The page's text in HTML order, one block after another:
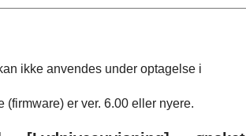
ikke anvendes under optagelse i
er ver. 6.00 eller nyere.